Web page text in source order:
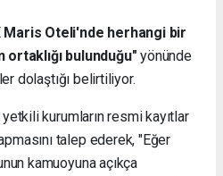
Maris Oteli'nde herhangi bir
bulunduğu" yönünde
dolaştığı belirtiliyor.
kurumların resmi kayıtlar
talep ederek, "Eğer
kamuoyuna açıkça